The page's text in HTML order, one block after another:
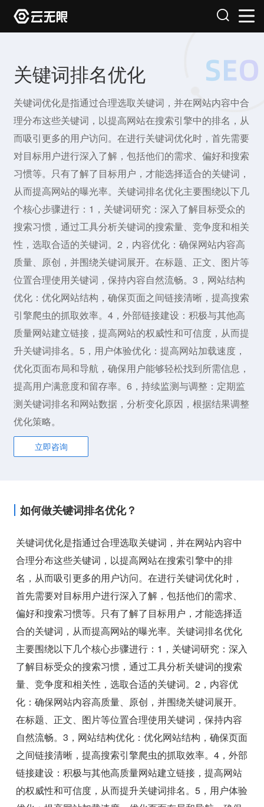
关键词排名优化
关键词优化是指通过合理选取关键词，并在网站内容中合
理分布这些关键词，以提高网站在搜索引擎中的排名，从
而吸引更多的用户访问。在进行关键词优化时，首先需要
对目标用户进行深入了解，包括他们的需求、偏好和搜索
习惯等。只有了解了目标用户，才能选择适合的关键词，
从而提高网站的曝光率。关键词排名优化主要围绕以下几
个核心步骤进行：1，关键词研究：深入了解目标受众的
搜索习惯，通过工具分析关键词的搜索量、竞争度和相关
性，选取合适的关键词。2，内容优化：确保网站内容高
质量、原创，并围绕关键词展开。在标题、正文、图片等
位置合理使用关键词，保持内容自然流畅。3，网站结构
优化：优化网站结构，确保页面之间链接清晰，提高搜索
引擎爬虫的抓取效率。4，外部链接建设：积极与其他高
质量网站建立链接，提高网站的权威性和可信度，从而提
升关键词排名。5，用户体验优化：提高网站加载速度，
优化页面布局和导航，确保用户能够轻松找到所需信息，
提高用户满意度和留存率。6，持续监测与调整：定期监
测关键词排名和网站数据，分析变化原因，根据结果调整
优化策略。
立即咨询
如何做关键词排名优化？
关键词优化是指通过合理选取关键词，并在网站内容中
合理分布这些关键词，以提高网站在搜索引擎中的排
名，从而吸引更多的用户访问。在进行关键词优化时，
首先需要对目标用户进行深入了解，包括他们的需求、
偏好和搜索习惯等。只有了解了目标用户，才能选择适
合的关键词，从而提高网站的曝光率。关键词排名优化
主要围绕以下几个核心步骤进行：1，关键词研究：深入
了解目标受众的搜索习惯，通过工具分析关键词的搜索
量、竞争度和相关性，选取合适的关键词。2，内容优
化：确保网站内容高质量、原创，并围绕关键词展开。
在标题、正文、图片等位置合理使用关键词，保持内容
自然流畅。3，网站结构优化：优化网站结构，确保页面
之间链接清晰，提高搜索引擎爬虫的抓取效率。4，外部
链接建设：积极与其他高质量网站建立链接，提高网站
的权威性和可信度，从而提升关键词排名。5，用户体验